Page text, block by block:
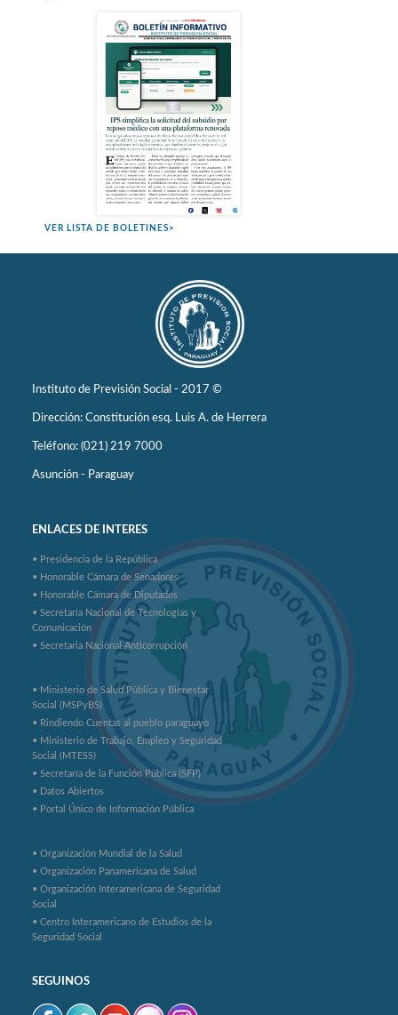
VER LISTA DE BOLETINES>
Instituto de Previsión Social - 2017 ©
Dirección: Constitución esq. Luis A. de Herrera
Teléfono: (021) 219 7000
Asunción - Paraguay
ENLACES DE INTERES
• Presidencia de la República
• Honorable Cámara de Senadores
• Honorable Cámara de Diputados
• Secretaría Nacional de Tecnologías y
Comunicación
• Secretaria Nacional Anticorrupción
• Ministerio de Salud Pública y Bienestar
Social (MSPyBS)
• Rindiendo Cuentas al pueblo paraguayo
• Ministerio de Trabajo, Empleo y Seguridad
Social (MTESS)
• Secretaría de la Función Pública (SFP)
• Datos Abiertos
• Portal Único de Información Pública
• Organización Mundial de la Salud
• Organización Panamericana de Salud
• Organización Interamericana de Seguridad
Social
• Centro Interamericano de Estudios de la
Seguridad Social
SEGUINOS